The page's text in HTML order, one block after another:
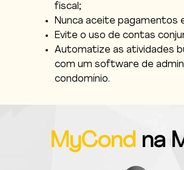
fiscal;
Nunca aceite pagamentos
Evite o uso de contas
Automatize as atividades
com um software de
condomínio.
MyCond na